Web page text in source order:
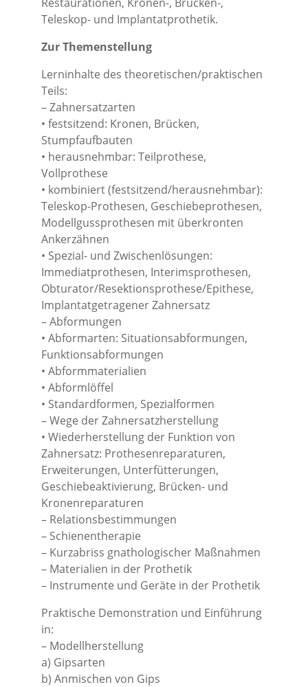
Teleskop- und Implantatprothetik.
Zur Themenstellung
Lerninhalte des theoretischen/praktischen
Teils:
– Zahnersatzarten
• festsitzend: Kronen, Brücken,
Stumpfaufbauten
• herausnehmbar: Teilprothese,
Vollprothese
• kombiniert (festsitzend/herausnehmbar):
Teleskop-Prothesen, Geschiebeprothesen,
Modellgussprothesen mit überkronten
Ankerzähnen
• Spezial- und Zwischenlösungen:
Immediatprothesen, Interimsprothesen,
Obturator/Resektionsprothese/Epithese,
Implantatgetragener Zahnersatz
– Abformungen
• Abformarten: Situationsabformungen,
Funktionsabformungen
• Abformmaterialien
• Abformlöffel
• Standardformen, Spezialformen
– Wege der Zahnersatzherstellung
• Wiederherstellung der Funktion von
Zahnersatz: Prothesenreparaturen,
Erweiterungen, Unterfütterungen,
Geschiebeaktivierung, Brücken- und
Kronenreparaturen
– Relationsbestimmungen
– Schienentherapie
– Kurzabriss gnathologischer Maßnahmen
– Materialien in der Prothetik
– Instrumente und Geräte in der Prothetik
Praktische Demonstration und Einführung
in:
– Modellherstellung
a) Gipsarten
b) Anmischen von Gips